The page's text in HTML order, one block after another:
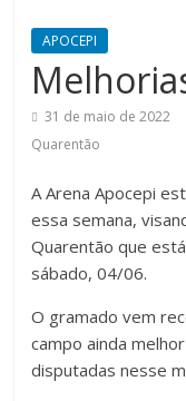
APOCEPI
31 de maio de 2022
Quarentão
A Arena Apocepi
essa semana,
Quarentão que
sábado, 04/06.
O gramado vem
campo ainda
disputadas nesse